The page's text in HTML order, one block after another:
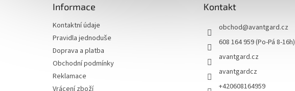
Informace
Kontaktní údaje
Pravidla jednoduše
Doprava a platba
Obchodní podmínky
Reklamace
Vrácení zboží
Kontakt
obchod@avantgard.cz
608 164 959 (Po-Pá 8-16h)
avantgard.cz
avantgardcz
+420608164959